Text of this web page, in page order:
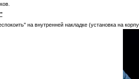
на внутренней накладке (установка на